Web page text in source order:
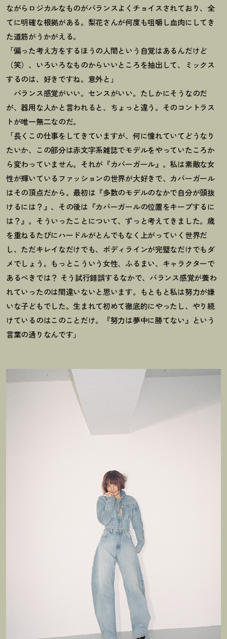
ながらロジカルなものがバランスよくチョイスされており、全
てに明確な根拠がある。梨花さんが何度も咀嚼し血肉にしてき
た道筋がうかがえる。
「偏った考え方をするほうの人間という自覚はあるんだけど
（笑）、いろいろなものからいいところを抽出して、ミックス
するのは、好きですね。意外と」
バランス感覚がいい。センスがいい。たしかにそうなのだ
が、器用な人かと言われると、ちょっと違う。そのコントラス
トが唯一無二なのだ。
「長くこの仕事をしてきていますが、何に憧れていてどうなり
たいか、この部分は赤文字系雑誌でモデルをやっていたころか
ら変わっていません。それが『カバーガール』。私は素敵な女
性が輝いているファッションの世界が大好きで、カバーガール
はその頂点だから。最初は『多数のモデルのなかで自分が頭抜
けるには？』、その後は『カバーガールの位置をキープするに
は？』。そういったことについて、ずっと考えてきました。歳
を重ねるたびにハードルがとんでもなく上がっていく世界だ
し、ただキレイなだけでも、ボディラインが完璧なだけでもダ
メでしょう。もっとこういう女性、ふるまい、キャラクターで
あるべきでは？ そう試行錯誤するなかで、バランス感覚が養わ
れていったのは間違いないと思います。もともと私は努力が嫌
いな子どもでした。生まれて初めて徹底的にやったし、やり続
けているのはこのことだけ。『努力は夢中に勝てない』という
言葉の通りなんです」